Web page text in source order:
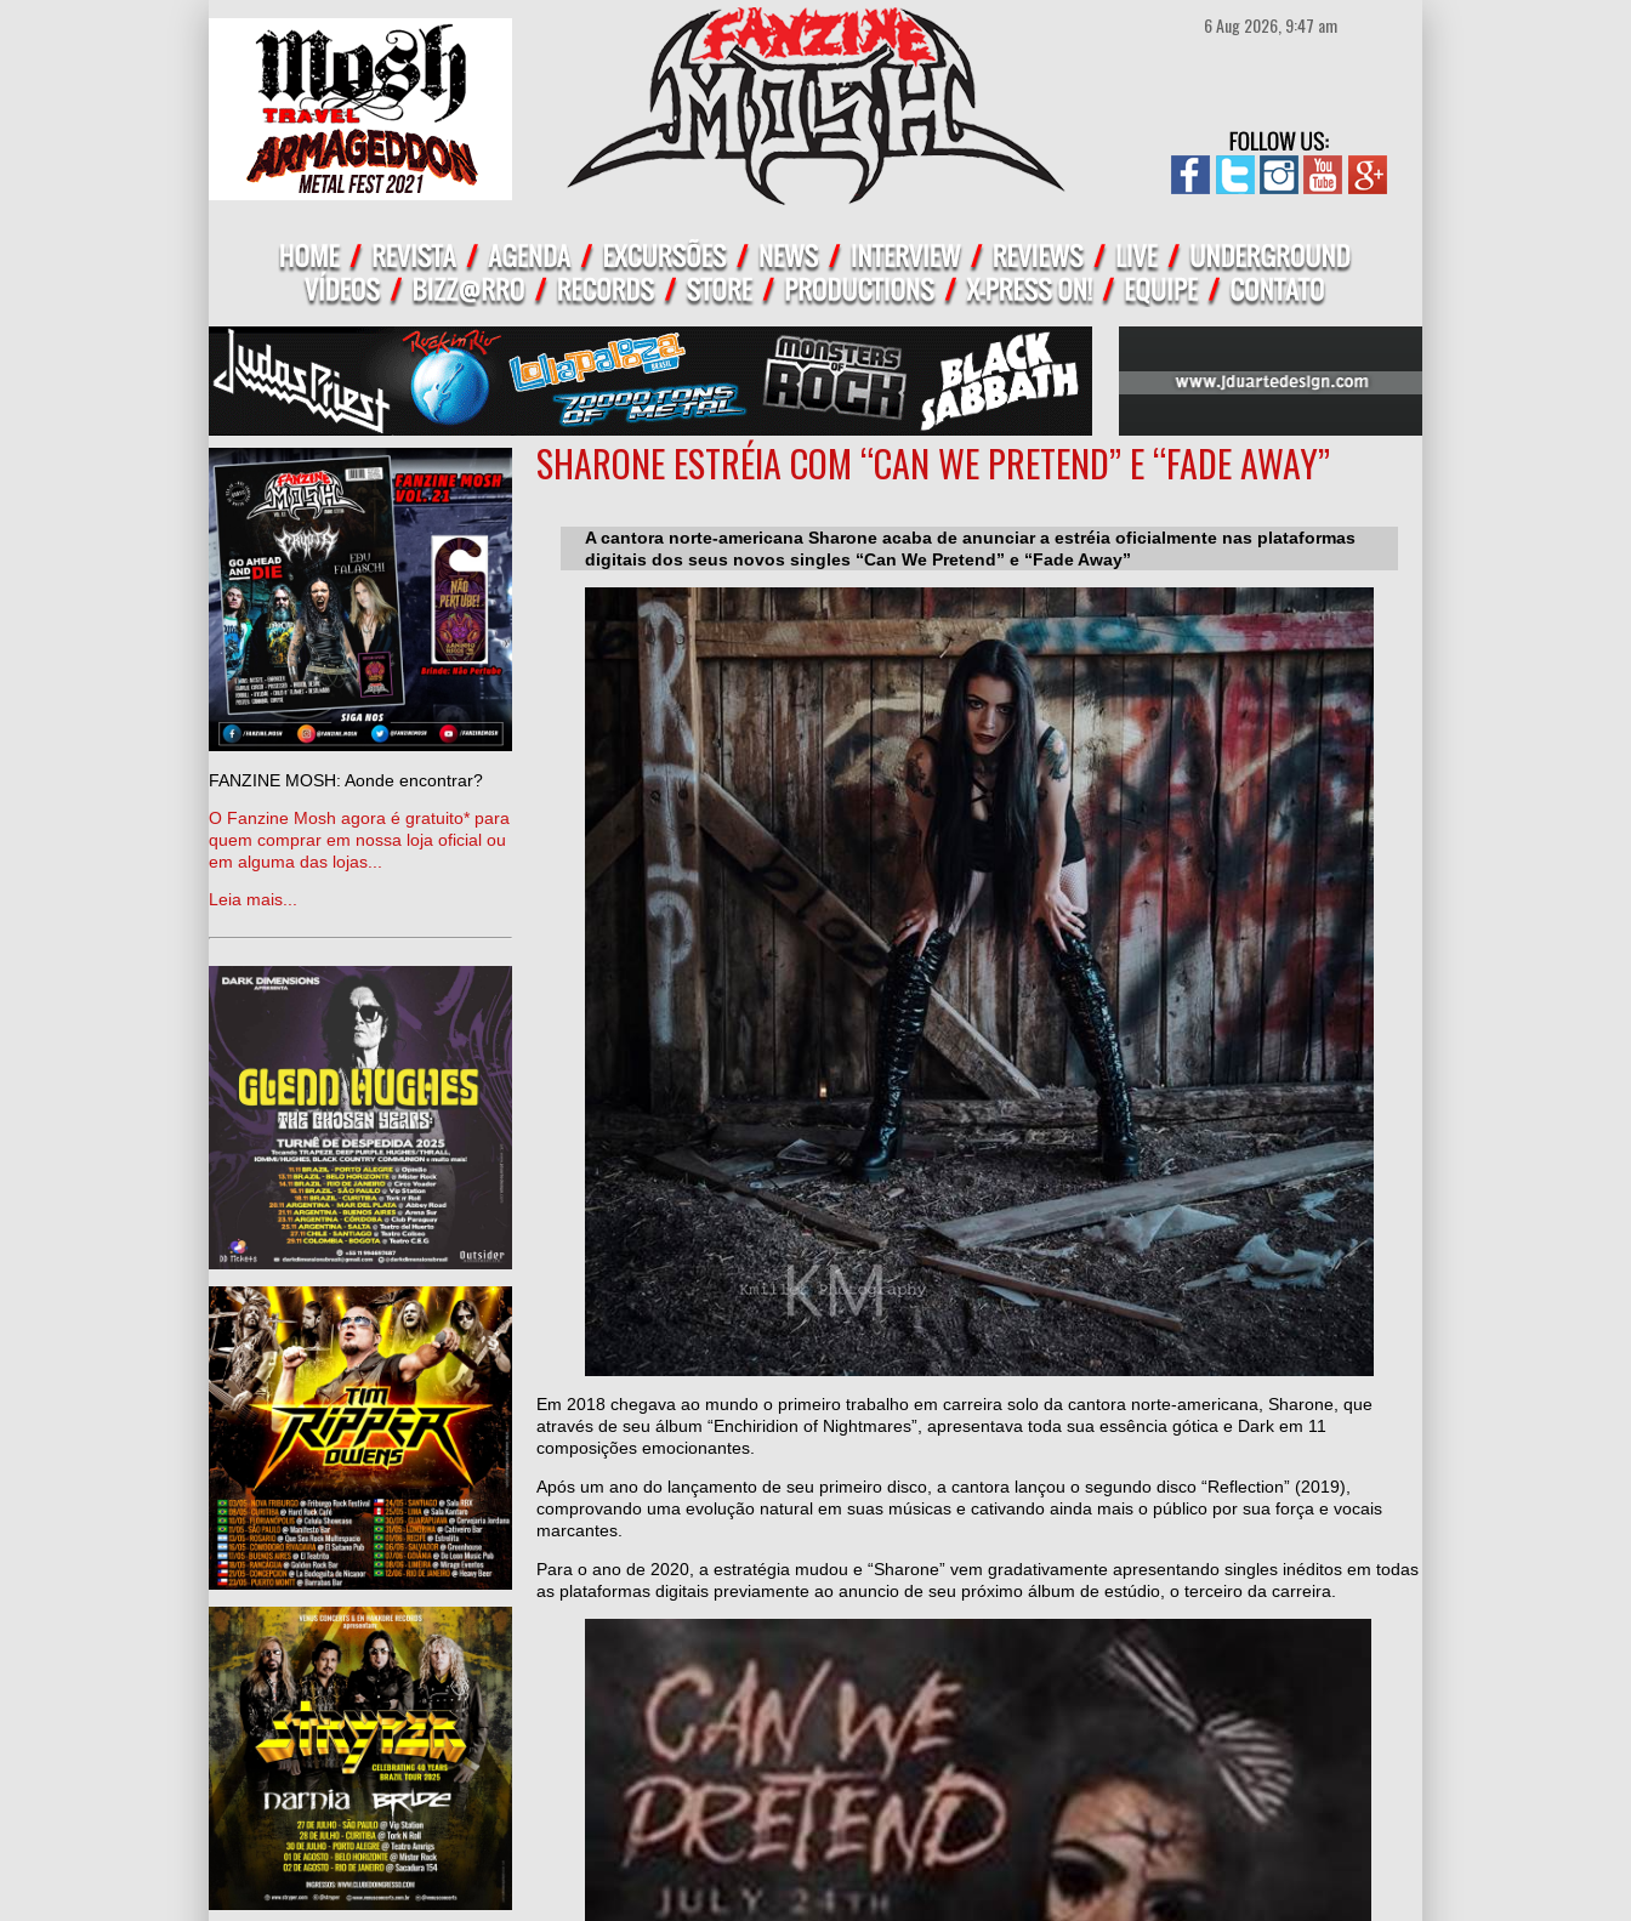
6 Aug 2026, 9:47 am
FANZINE MOSH: Aonde encontrar?
O Fanzine Mosh agora é gratuito* para
quem comprar em nossa loja oficial ou
em alguma das lojas...
Leia mais...
SHARONE ESTRÉIA COM “CAN WE PRETEND” E “FADE AWAY”
A cantora norte-americana Sharone acaba de anunciar a estréia oficialmente nas plataformas
digitais dos seus novos singles “Can We Pretend” e “Fade Away”
Em 2018 chegava ao mundo o primeiro trabalho em carreira solo da cantora norte-americana, Sharone, que
através de seu álbum “Enchiridion of Nightmares”, apresentava toda sua essência gótica e Dark em 11
composições emocionantes.
Após um ano do lançamento de seu primeiro disco, a cantora lançou o segundo disco “Reflection” (2019),
comprovando uma evolução natural em suas músicas e cativando ainda mais o público por sua força e vocais
marcantes.
Para o ano de 2020, a estratégia mudou e “Sharone” vem gradativamente apresentando singles inéditos em todas
as plataformas digitais previamente ao anuncio de seu próximo álbum de estúdio, o terceiro da carreira.